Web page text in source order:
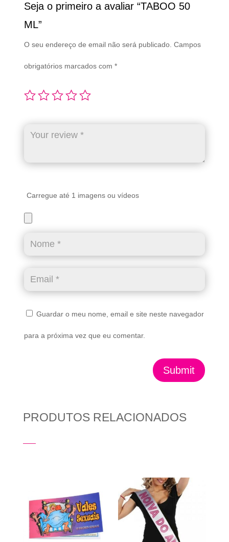
Seja o primeiro a avaliar “TABOO 50
ML”
O seu endereço de email não será publicado. Campos
obrigatórios marcados com *
Carregue até 1 imagens ou vídeos
Guardar o meu nome, email e site neste navegador
para a próxima vez que eu comentar.
Submit
PRODUTOS RELACIONADOS